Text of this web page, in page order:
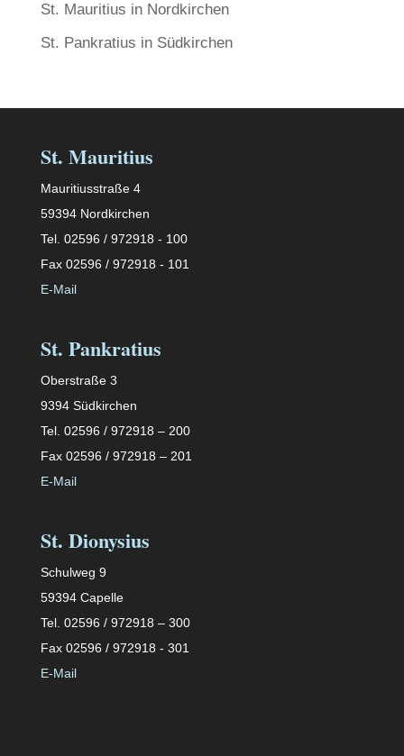
St. Mauritius in Nordkirchen
St. Pankratius in Südkirchen
St. Mauritius
Mauritiusstraße 4
59394 Nordkirchen
Tel. 02596 / 972918 - 100
Fax 02596 / 972918 - 101
E-Mail
St. Pankratius
Oberstraße 3
9394 Südkirchen
Tel. 02596 / 972918 – 200
Fax 02596 / 972918 – 201
E-Mail
St. Dionysius
Schulweg 9
59394 Capelle
Tel. 02596 / 972918 – 300
Fax 02596 / 972918 - 301
E-Mail